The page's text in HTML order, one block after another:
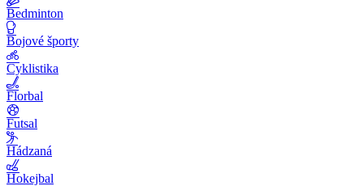
Bedminton
Bojové športy
Cyklistika
Florbal
Futsal
Hádzaná
Hokejbal